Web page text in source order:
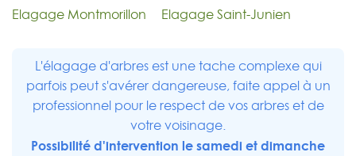
Elagage Montmorillon
Elagage Saint-Junien
L'élagage d'arbres est une tache complexe qui
parfois peut s'avérer dangereuse, faite appel à un
professionnel pour le respect de vos arbres et de
votre voisinage.
Possibilité d'intervention le samedi et dimanche